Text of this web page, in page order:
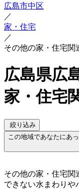
広島市中区
／
家・住宅
／
その他の家・住宅関
広島県広
家・住宅
絞り込み
この地域であなたにあ
その他の家・住宅関
できない水まわりや